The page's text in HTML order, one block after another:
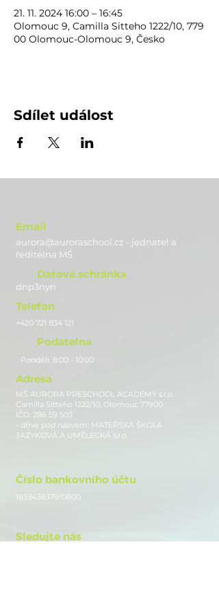
21. 11. 2024 16:00 – 16:45
Olomouc 9, Camilla Sitteho 1222/10, 779
00 Olomouc-Olomouc 9, Česko
Sdílet událost
Email
aurora@auroraschool.cz - jednatel a
ředitelna MŠ
Datová schránka
dnp3nyn
Telefon
+420 721 834 121
Podatelna
Pondělí, 8:00 - 10:00
Adresa
MŠ AURORA PRESCHOOL ACADEMY s.r.o.
Camilla Sitteho 1222/10, Olomouc 77900
IČO: 286 59 503
- dříve pod názvem: MATEŘSKÁ ŠKOLA
JAZYKOVÁ A UMĚLECKÁ s.r.o.
Číslo bankovního účtu
1839438379/0800
Sledujte nás